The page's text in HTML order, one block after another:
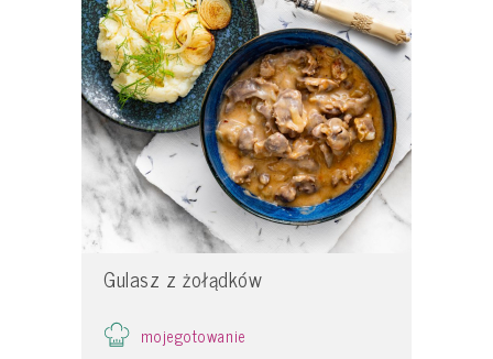
Gulasz z żołądków
mojegotowanie